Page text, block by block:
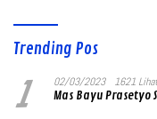
Trending Pos
1 02/03/2023 1621 Lihat
Mas Bayu Prasetyo